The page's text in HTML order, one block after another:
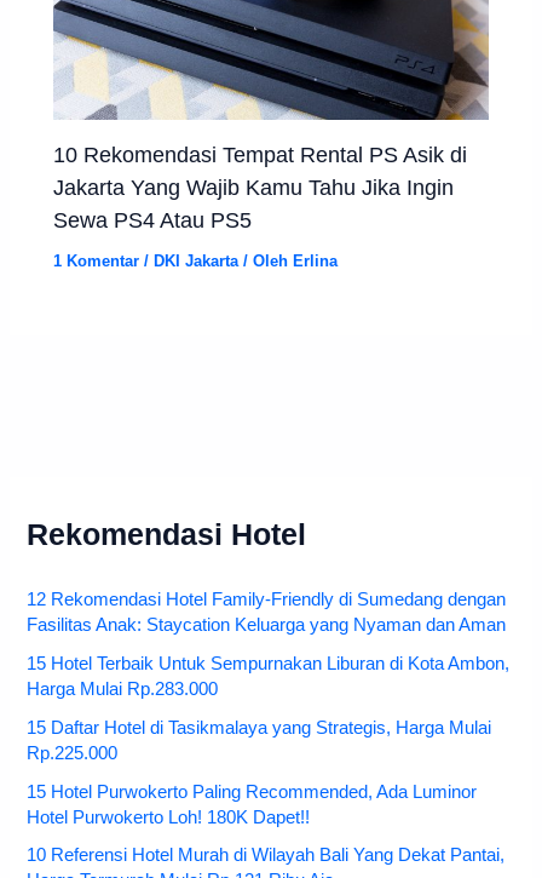
10 Rekomendasi Tempat Rental PS Asik di
Jakarta Yang Wajib Kamu Tahu Jika Ingin
Sewa PS4 Atau PS5
1 Komentar / DKI Jakarta / Oleh Erlina
Rekomendasi Hotel
12 Rekomendasi Hotel Family-Friendly di Sumedang dengan
Fasilitas Anak: Staycation Keluarga yang Nyaman dan Aman
15 Hotel Terbaik Untuk Sempurnakan Liburan di Kota Ambon,
Harga Mulai Rp.283.000
15 Daftar Hotel di Tasikmalaya yang Strategis, Harga Mulai
Rp.225.000
15 Hotel Purwokerto Paling Recommended, Ada Luminor
Hotel Purwokerto Loh! 180K Dapet!!
10 Referensi Hotel Murah di Wilayah Bali Yang Dekat Pantai,